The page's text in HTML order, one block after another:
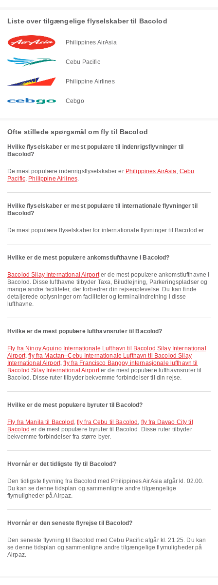
Liste over tilgængelige flyselskaber til Bacolod
Philippines AirAsia
Cebu Pacific
Philippine Airlines
Cebgo
Ofte stillede spørgsmål om fly til Bacolod
Hvilke flyselskaber er mest populære til indenrigsflyvninger til
Bacolod?
De mest populære indenrigsflyselskaber er Philippines AirAsia, Cebu
Pacific, Philippine Airlines.
Hvilke flyselskaber er mest populære til internationale flyvninger til
Bacolod?
De mest populære flyselskaber for internationale flyvninger til Bacolod er .
Hvilke er de mest populære ankomstlufthavne i Bacolod?
Bacolod Silay International Airporter de mest populære ankomstlufthavne i
Bacolod. Disse lufthavne tilbyder Taxa, Biludlejning, Parkeringspladser og
mange andre faciliteter, der forbedrer din rejseoplevelse. Du kan finde
detaljerede oplysninger om faciliteter og terminalindretning i disse
lufthavne.
Hvilke er de mest populære lufthavnsruter til Bacolod?
fly fra Ninoy Aquino Internationale Lufthavn til Bacolod Silay International
Airport,fly fra Mactan–Cebu Internationale Lufthavn til Bacolod Silay
International Airport,fly fra Francisco Bangoy internasjonale lufthavn til
Bacolod Silay International Airporter de mest populære lufthavnsruter til
Bacolod. Disse ruter tilbyder bekvemme forbindelser til din rejse.
Hvilke er de mest populære byruter til Bacolod?
fly fra Manila til Bacolod , fly fra Cebu til Bacolod , fly fra Davao City til
Bacolod er de mest populære byruter til Bacolod. Disse ruter tilbyder
bekvemme forbindelser fra større byer.
Hvornår er det tidligste fly til Bacolod?
Den tidligste flyvning fra Bacolod med Philippines AirAsia afgår kl. 02.00.
Du kan se denne tidsplan og sammenligne andre tilgængelige
flymuligheder på Airpaz.
Hvornår er den seneste flyrejse til Bacolod?
Den seneste flyvning til Bacolod med Cebu Pacific afgår kl. 21.25. Du kan
se denne tidsplan og sammenligne andre tilgængelige flymuligheder på
Airpaz.